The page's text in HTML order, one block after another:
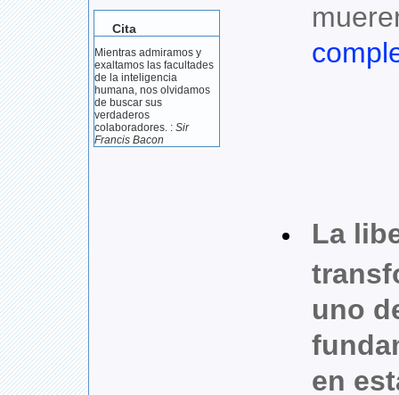
Cita
Mientras admiramos y
exaltamos las facultades
de la inteligencia
humana, nos olvidamos
de buscar sus
verdaderos
colaboradores. : Sir
Francis Bacon
La
uno
en